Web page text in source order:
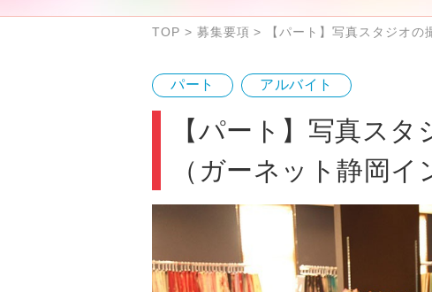
TOP > 募集要項 > 【パート】写真スタジオの
パート アルバイト
【パート】写真ス
（ガーネット静岡イ